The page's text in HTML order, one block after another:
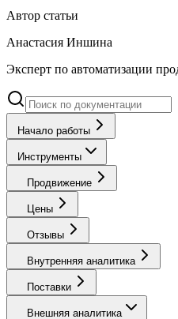
Автор статьи
Анастасия Иншина
Эксперт по автоматизации
Начало работы
Инструменты
Продвижение
Цены
Отзывы
Внутренняя аналитика
Поставки
Внешняя аналитика